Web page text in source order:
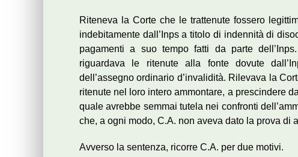
Riteneva la Corte che le trattenute fossero
indebitamente dall’Inps a titolo di indennità di
pagamenti a suo tempo fatti da parte
riguardava le ritenute alla fonte dovute
dell’assegno ordinario d’invalidità. Rilevava la
ritenute nel loro intero ammontare, a prescindere
quale avrebbe semmai tutela nei confronti
che, a ogni modo, C.A. non aveva dato la prova di
Avverso la sentenza, ricorre C.A. per due motivi.